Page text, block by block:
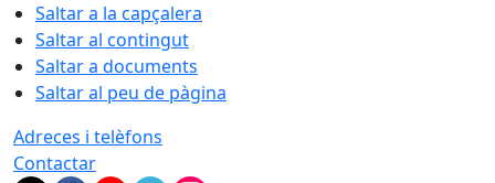
Saltar a la capçalera
Saltar al contingut
Saltar a documents
Saltar al peu de pàgina
Adreces i telèfons
Contactar